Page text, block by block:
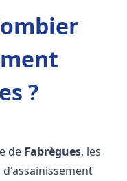
?
de Fabrègues, les